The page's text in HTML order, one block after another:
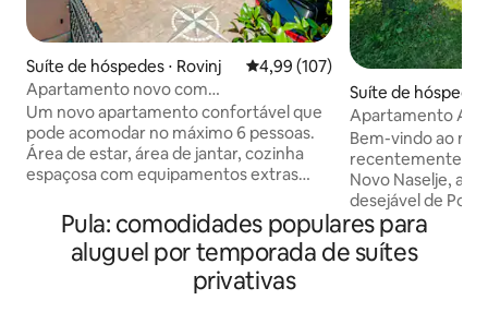
Suíte de hóspedes ⋅ Rovinj 4,99 de uma avaliação média de
4,99 (107)
Apartamento novo com
estacionamento gratuito VILLA BARIC
Um novo apartamento confortável que
pode acomodar no máximo 6 pessoas.
Área de estar, área de jantar, cozinha
espaçosa com equipamentos extras
micro-ondas, máquina de café,
liquidificador, torradeira... Um banheiro
privativo com produtos de higiene
pessoal gratuitos, máquina de lavar
roupa, secador de cabelo, ferro com
Suíte de
Apartamento
Bem-vindo ao
recentemente
Novo Naselje, a
desejável de
a apenas 150 m
centro da
espaçosa
Pula: comodidades populares para
aluguel por temporada de suítes
privativas